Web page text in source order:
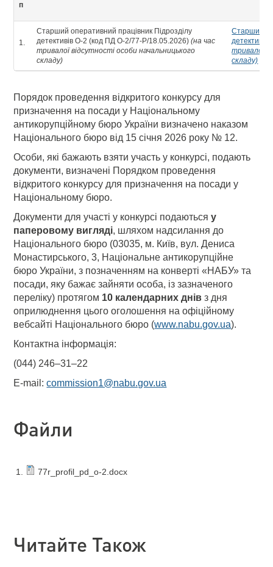
п
1.
Старший оперативний працівник Підрозділу
детективів О-2 (код ПД О-2/77-Р/18.05.2026)(на час
тривалої відсутності особи начальницького
складу)
Старший
тривалої
складу)
Порядок проведення відкритого конкурсу для
призначення на посади у Національному
антикорупційному бюро України визначено наказом
Національного бюро від 15 січня 2026 року № 12.
Особи, які бажають взяти участь у конкурсі, подають
документи, визначені Порядком проведення
відкритого конкурсу для призначення на посади у
Національному бюро.
Документи для участі у конкурсі подаютьсяу
паперовому вигляді, шляхом надсилання до
Національного бюро (03035, м. Київ, вул. Дениса
Монастирського, 3, Національне антикорупційне
бюро України, з позначенням на конверті «НАБУ» та
посади, яку бажає зайняти особа, із зазначеного
переліку) протягом 10 календарних днів з дня
оприлюднення цього оголошення на офіційному
вебсайті Національного бюро (www.nabu.gov.ua).
Контактна інформація:
(044) 246–31–22
E-mail:commission1@nabu.gov.ua
Файли
77r_profil_pd_o-2.docx
Читайте Також